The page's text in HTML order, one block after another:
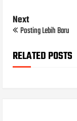
Next
Posting Lebih Baru
RELATED POSTS